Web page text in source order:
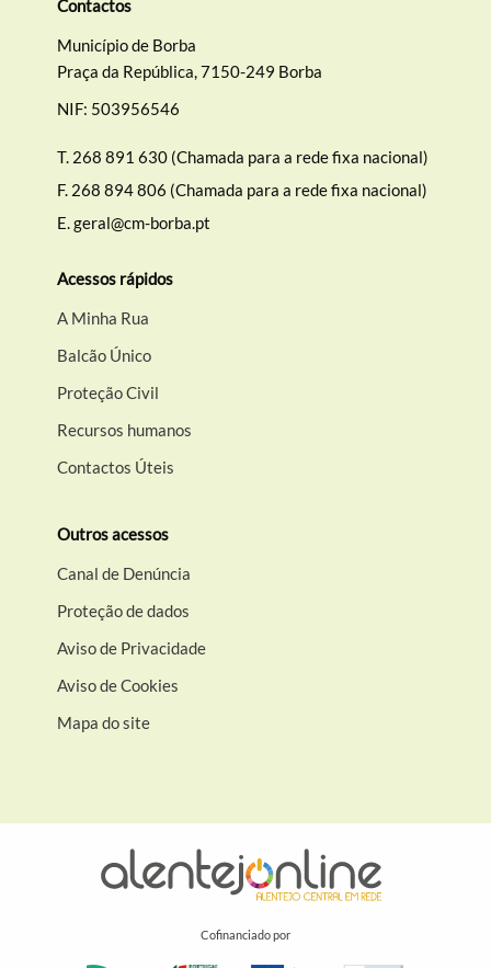
Contactos
Município de Borba
Praça da República, 7150-249 Borba
NIF: 503956546
T. 268 891 630 (Chamada para a rede fixa nacional)
F. 268 894 806 (Chamada para a rede fixa nacional)
E.geral@cm-borba.pt
Acessos rápidos
A Minha Rua
Balcão Único
Proteção Civil
Recursos humanos
Contactos Úteis
Outros acessos
Canal de Denúncia
Proteção de dados
Aviso de Privacidade
Aviso de Cookies
Mapa do site
Cofinanciado por